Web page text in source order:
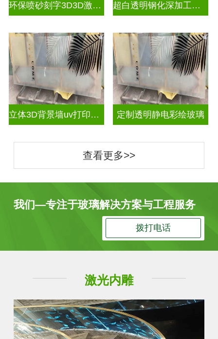
环保喷砂刻字3D3D激光内雕玻璃 超白透明钢化深加工激光内雕屏风
立体3D背景墙uv打印玻璃 定制透明静电彩绘玻璃
查看更多>>
我们—专注于玻璃解决方案与工程服务
拨打电话
激光内雕